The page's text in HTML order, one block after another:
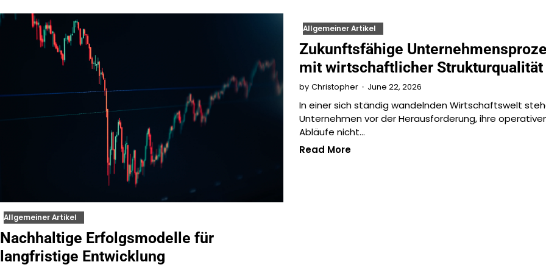
Allgemeiner Artikel
Nachhaltige Erfolgsmodelle für
langfristige Entwicklung
Allgemeiner Artikel
Zukunftsfähige
mit wirtschaftlicher Strukturqualität
by Christopher June 22, 2026
In einer sich ständig wandelnden Wirtschaftswelt
Unternehmen vor der Herausforderung, ihre
Abläufe nicht…
Read More